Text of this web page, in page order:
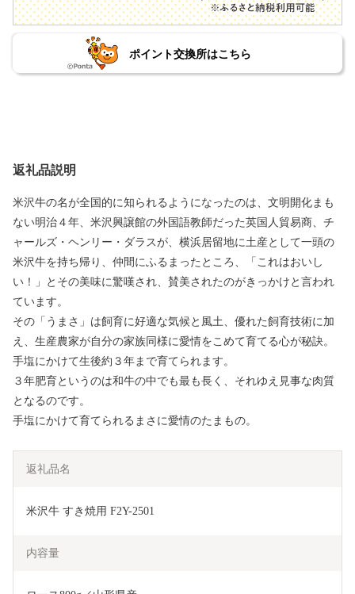
ポイント交換所はこちら
返礼品説明
米沢牛の名が全国的に知られるようになったのは、文明開化まも
ない明治４年、米沢興譲館の外国語教師だった英国人貿易商、チ
ャールズ・ヘンリー・ダラスが、横浜居留地に土産として一頭の
米沢牛を持ち帰り、仲間にふるまったところ、「これはおいし
い！」とその美味に驚嘆され、賛美されたのがきっかけと言われ
ています。
その「うまさ」は飼育に好適な気候と風土、優れた飼育技術に加
え、生産農家が自分の家族同様に愛情をこめて育てる心が秘訣。
手塩にかけて生後約３年まで育てられます。
３年肥育というのは和牛の中でも最も長く、それゆえ見事な肉質
となるのです。
手塩にかけて育てられるまさに愛情のたまもの。
返礼品名
米沢牛 すき焼用 F2Y-2501
内容量